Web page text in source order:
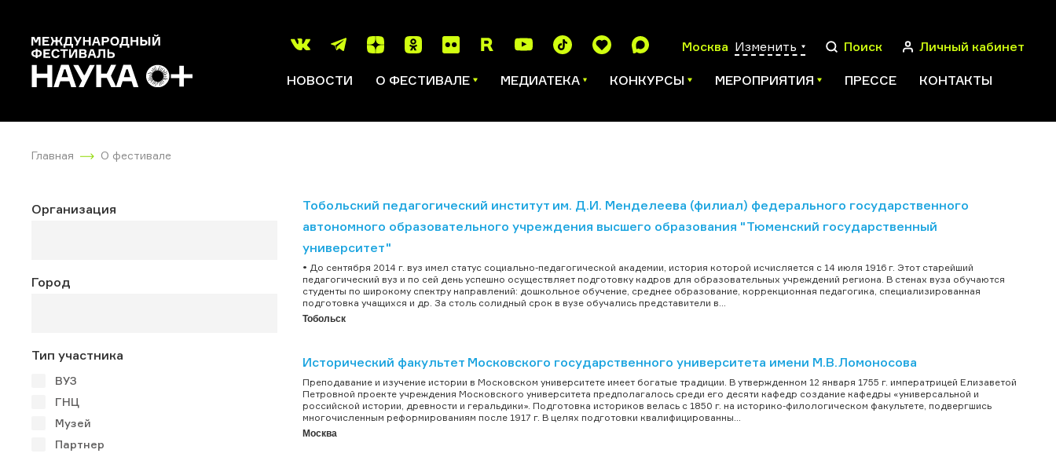
Москва Изменить Поиск Личный кабинет
НОВОСТИ О ФЕСТИВАЛЕ МЕДИАТЕКА КОНКУРСЫ МЕРОПРИЯТИЯ ПРЕССЕ КОНТАКТЫ
Главная О фестивале
Организация
Город
Тип участника
ВУЗ
ГНЦ
Музей
Партнер
Тобольский педагогический институт им. Д.И. Менделеева (филиал) федерального государственного
автономного образовательного учреждения высшего образования "Тюменский государственный
университет"
• До сентября 2014 г. вуз имел статус социально-педагогической академии, история которой исчисляется с 14 июля 1916 г. Этот старейший
педагогический вуз и по сей день успешно осуществляет подготовку кадров для образовательных учреждений региона. В стенах вуза обучаются
студенты по широкому спектру направлений: дошкольное обучение, среднее образование, коррекционная педагогика, специализированная
подготовка учащихся и др. За столь солидный срок в вузе обучались представители в...
Тобольск
Исторический факультет Московского государственного университета имени М.В.Ломоносова
Преподавание и изучение истории в Московском университете имеет богатые традиции. В утвержденном 12 января 1755 г. императрицей Елизаветой
Петровной проекте учреждения Московского университета предполагалось среди его десяти кафедр создание кафедры «универсальной и
российской истории, древности и геральдики». Подготовка историков велась с 1850 г. на историко-филологическом факультете, подвергшись
многочисленным реформированиям после 1917 г. В целях подготовки квалифицированны...
Москва